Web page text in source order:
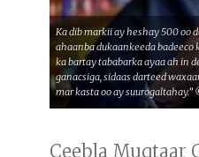
Ka dib markii ay heshay 500 oo
ahaanba dukaankeeda badeeco
ka bartay tababarka ayaa ah in
ganacsiga, sidaas darteed
mar kasta oo ay suurogaltahay.”
Ceebla Muqtaar